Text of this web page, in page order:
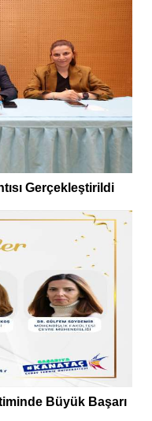
Gerçekleştirildi
Büyük Başarı